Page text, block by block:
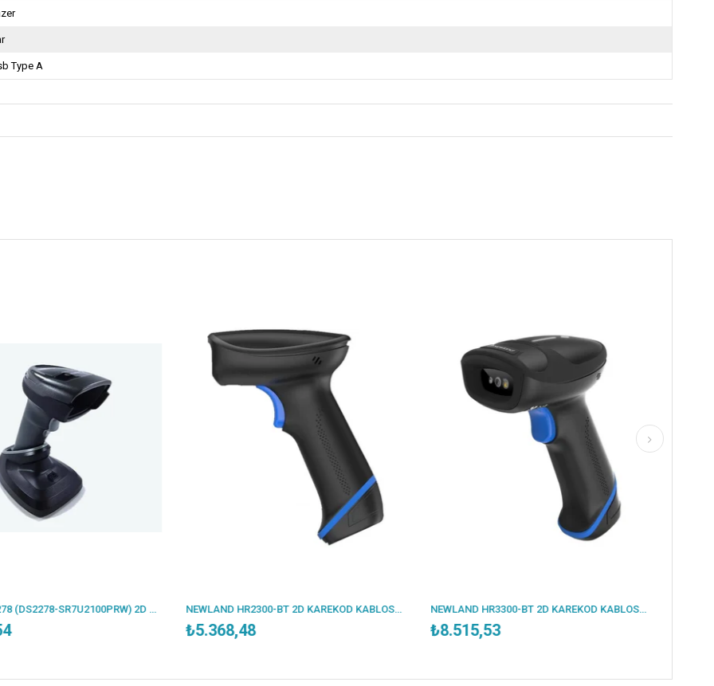
Type A
ZEBRA DS2278 (DS2278-SR7U2100PRW) 2D KABLOSUZ USB BARKOD OKUYUCU+ CRADLE NEWLAND HR2300-BT 2D KAREKOD KABLOSUZ BLUETOOTH BARKOD OKUYUCU + STAND NEWLAND HR3300-BT 2D KAREKOD KABLOSUZ BLUETOOTH BARKOD OKUYUCU + STAND